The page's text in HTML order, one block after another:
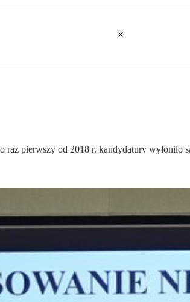
pierwszy od 2018 r. kandydatury